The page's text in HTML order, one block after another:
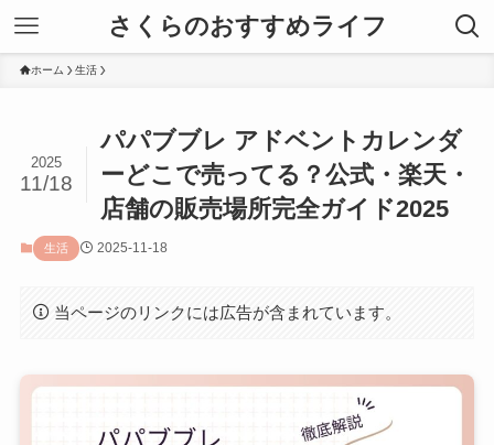
さくらのおすすめライフ
ホーム 生活
パパブブレ アドベントカレンダ
ーどこで売ってる？公式・楽天・
店舗の販売場所完全ガイド2025
2025
11/18
生活 2025-11-18
当ページのリンクには広告が含まれています。